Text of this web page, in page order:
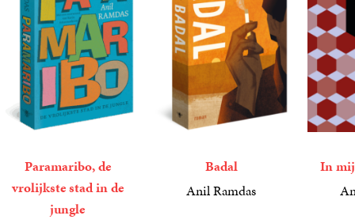
Paramaribo, de
vrolijkste stad in de
jungle
Badal
Anil Ramdas
In